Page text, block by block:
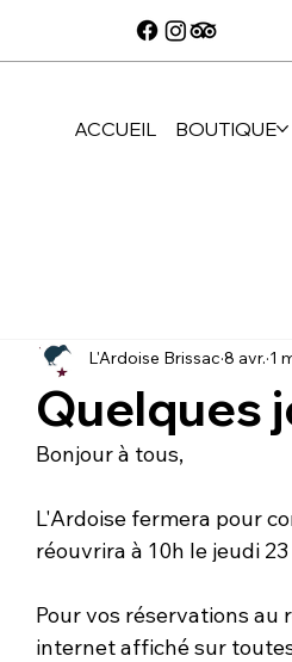
ACCUEIL BOUTIQUE
Quelques
L'Ardoise Brissac 8 avr. 1
Bonjour à tous,
L'Ardoise fermera pour
réouvrira à 10h le jeudi
Pour vos réservations
internet affiché sur